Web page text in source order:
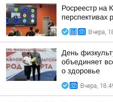
Росреестр на
Вчера,
День
объединяет
о здоровье
Вчера,